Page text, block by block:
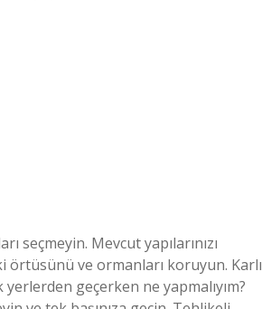
seçmeyin. Mevcut yapılarınızı
örtüsünü ve ormanları koruyun. Karlı
geçerken ne yapmalıyım?